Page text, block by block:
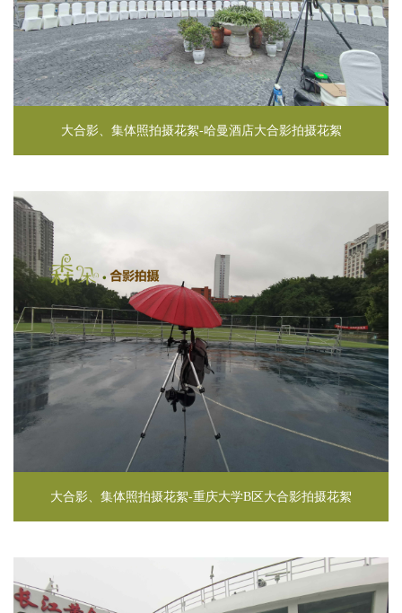
大合影、集体照拍摄花絮-哈曼酒店大合影拍摄花絮
大合影、集体照拍摄花絮-重庆大学B区大合影拍摄花絮